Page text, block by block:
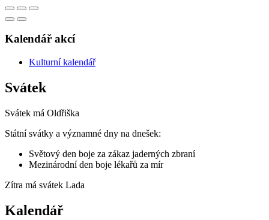
Kalendář akcí
Kulturní kalendář
Svátek
Svátek má Oldřiška
Státní svátky a významné dny na dnešek:
Světový den boje za zákaz jaderných zbraní
Mezinárodní den boje lékařů za mír
Zítra má svátek Lada
Kalendář